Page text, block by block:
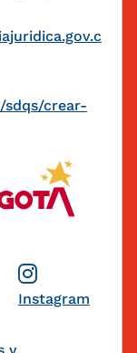
sdqs/crear-
Instagram
y